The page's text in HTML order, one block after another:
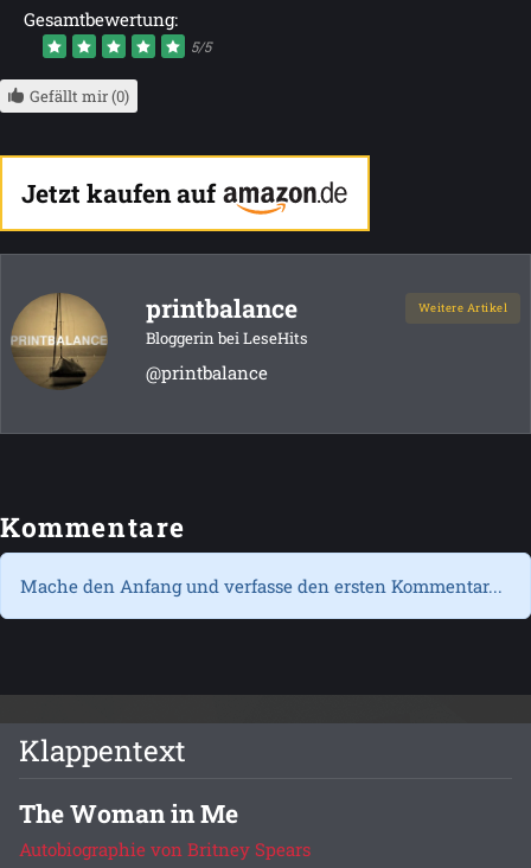
Gesamtbewertung:
5/5
Gefällt mir (0)
Jetzt kaufen auf
printbalance
Bloggerin bei LeseHits
Weitere Artikel
@printbalance
Kommentare
Mache den Anfang und verfasse den ersten Kommentar...
Klappentext
The Woman in Me
Autobiographie von Britney Spears